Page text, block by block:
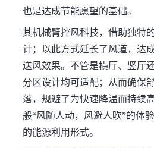
也是达成节能愿望的基础。
其机械臂控风科技，借助独特
计；以此方式延长了风道，达
送风效果。不管是横厅、竖厅
分区设计均可适配；从而确保
落，规避了为快速降温而持续
般“风随人动，风避人吹”的体
的能源利用形式。